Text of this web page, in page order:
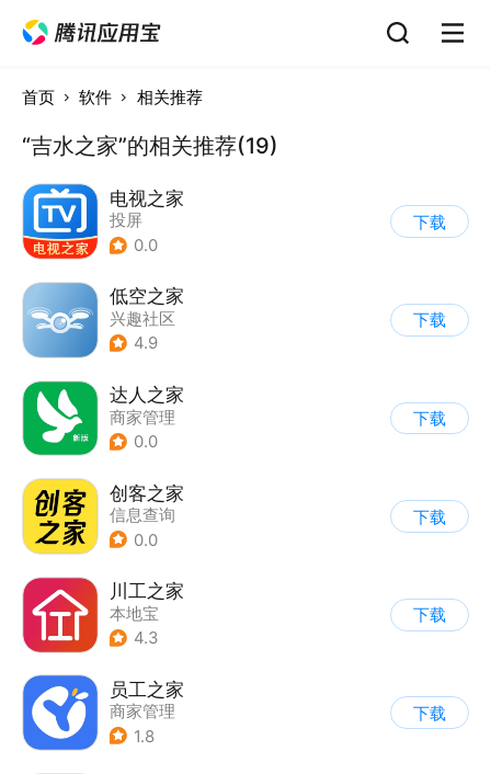
首页 软件 相关推荐
“吉水之家”的相关推荐(19)
电视之家
投屏
0.0
下载
低空之家
兴趣社区
4.9
下载
达人之家
商家管理
0.0
下载
创客之家
信息查询
0.0
下载
川工之家
本地宝
4.3
下载
员工之家
商家管理
1.8
下载